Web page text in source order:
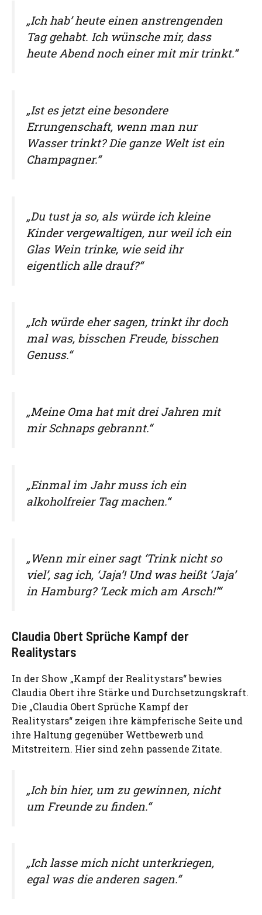
„Ich hab’ heute einen anstrengenden
Tag gehabt. Ich wünsche mir, dass
heute Abend noch einer mit mir trinkt.“
„Ist es jetzt eine besondere
Errungenschaft, wenn man nur
Wasser trinkt? Die ganze Welt ist ein
Champagner.“
„Du tust ja so, als würde ich kleine
Kinder vergewaltigen, nur weil ich ein
Glas Wein trinke, wie seid ihr
eigentlich alle drauf?“
„Ich würde eher sagen, trinkt ihr doch
mal was, bisschen Freude, bisschen
Genuss.“
„Meine Oma hat mit drei Jahren mit
mir Schnaps gebrannt.“
„Einmal im Jahr muss ich ein
alkoholfreier Tag machen.“
„Wenn mir einer sagt ‘Trink nicht so
viel’, sag ich, ‘Jaja’! Und was heißt ‘Jaja’
in Hamburg? ‘Leck mich am Arsch!’“
Claudia Obert Sprüche Kampf der
Realitystars
In der Show „Kampf der Realitystars“ bewies
Claudia Obert ihre Stärke und Durchsetzungskraft.
Die „Claudia Obert Sprüche Kampf der
Realitystars“ zeigen ihre kämpferische Seite und
ihre Haltung gegenüber Wettbewerb und
Mitstreitern. Hier sind zehn passende Zitate.
„Ich bin hier, um zu gewinnen, nicht
um Freunde zu finden.“
„Ich lasse mich nicht unterkriegen,
egal was die anderen sagen.“